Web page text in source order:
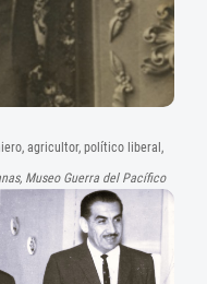
agricultor, político liberal,
Museo Guerra del Pacífico